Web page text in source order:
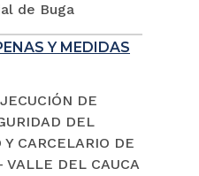
de Buga
Y MEDIDAS
DE
DEL
CARCELARIO DE
VALLE DEL CAUCA